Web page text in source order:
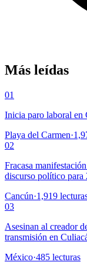
Más leídas
01
Inicia paro laboral en
Playa del Carmen·
02
Fracasa
discurso político para
Cancún·1,919
03
Asesinan al creador
transmisión en
México·485 lecturas